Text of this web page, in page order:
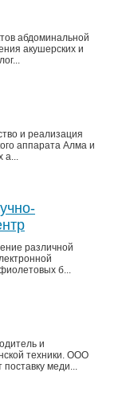
абдоминальной
акушерских и
и реализация
аппарата Алма и
а...
различной
б...
и
техники. ООО
меди...